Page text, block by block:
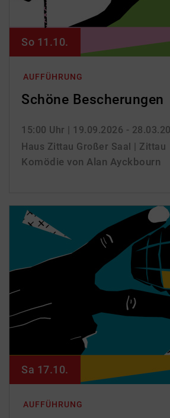
AUFFÜHRUNG
Schöne Bescherungen
15:00 Uhr | 19.09.2026 -
Haus Zittau Großer Saal | Zittau
Komödie von Alan Ayckbourn
So 11.10.
AUFFÜHRUNG
Sa 17.10.